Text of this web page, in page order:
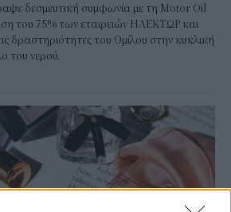
δεσμευτική συμφωνία με τη Motor Oil
του 75% των εταιρειών ΗΛΕΚΤΩΡ και
δραστηριότητες του Ομίλου στην κυκλική
του νερού.